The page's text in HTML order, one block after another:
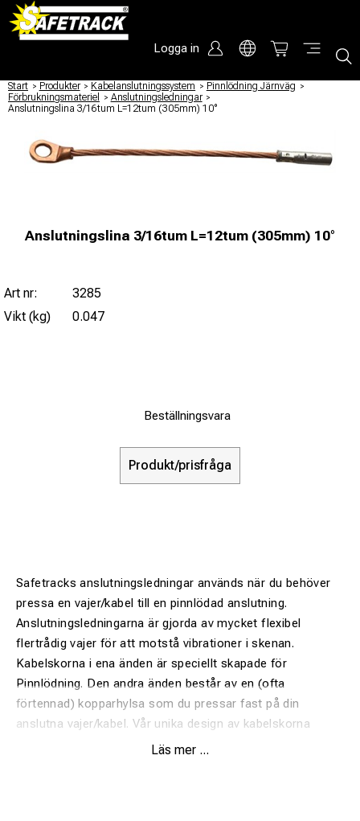
Logga in
Start / Produkter / Kabelanslutningssystem / Pinnlödning Järnväg /
Förbrukningsmateriel
/ Anslutningsledningar /
Anslutningslina 3/16tum L=12tum (305mm) 10°
Anslutningslina 3/16tum L=12tum (305mm) 10°
Art nr:
3285
Vikt (kg)
0.047
Beställningsvara
Produkt/prisfråga
Safetracks anslutningsledningar används när du behöver
pressa en vajer/kabel till en pinnlödad anslutning.
Anslutningsledningarna är gjorda av mycket flexibel
flertrådig vajer för att motstå vibrationer i skenan.
Kabelskorna i ena änden är speciellt skapade för
Pinnlödning. Den andra änden består av en (ofta
förtennad) kopparhylsa som du pressar fast på din
anslutna vajer/kabel. Vår unika design av kabelskorna
säkerställer att tråden i förbindningen blir fastlödd på
Läs mer ...